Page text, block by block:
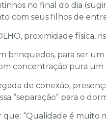
no final do dia
com seus filhos de
proximidade física,
brinquedos, para ser
concentração pura
de conexão,
“separação” para o
que: “Qualidade é muito